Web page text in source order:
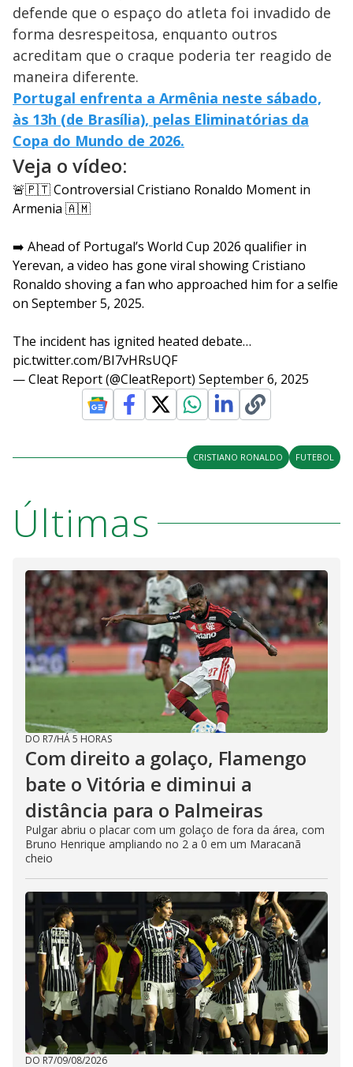
defende que o espaço do atleta foi invadido de
forma desrespeitosa, enquanto outros
acreditam que o craque poderia ter reagido de
maneira diferente.
Portugal enfrenta a Armênia neste sábado,
às 13h (de Brasília), pelas Eliminatórias da
Copa do Mundo de 2026.
Veja o vídeo:
🚨🇵🇹 Controversial Cristiano Ronaldo Moment in
Armenia 🇦🇲
➡️ Ahead of Portugal’s World Cup 2026 qualifier in
Yerevan, a video has gone viral showing Cristiano
Ronaldo shoving a fan who approached him for a selfie
on September 5, 2025.
The incident has ignited heated debate…
pic.twitter.com/BI7vHRsUQF
— Cleat Report (@CleatReport) September 6, 2025
CRISTIANO RONALDO FUTEBOL
Últimas
DO R7/HÁ 5 HORAS
Com direito a golaço, Flamengo
bate o Vitória e diminui a
distância para o Palmeiras
Pulgar abriu o placar com um golaço de fora da área, com
Bruno Henrique ampliando no 2 a 0 em um Maracanã
cheio
DO R7/09/08/2026